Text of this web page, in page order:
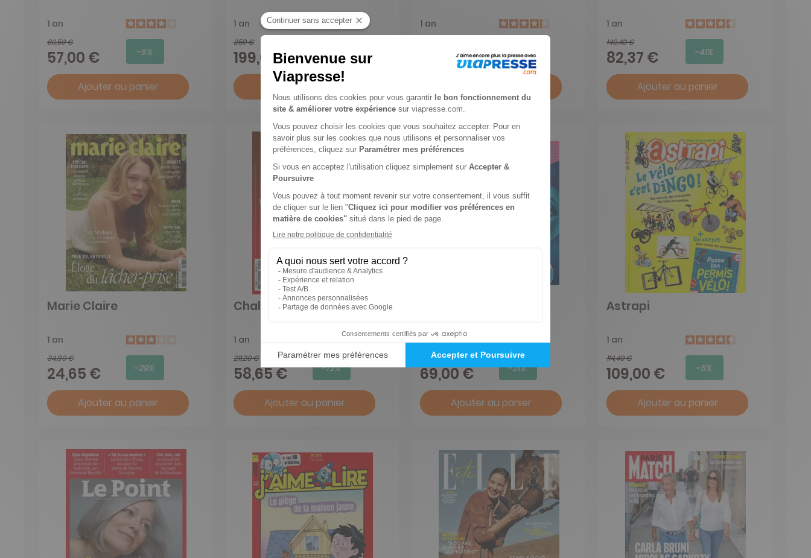
1 an
60,50 €
57,00 € -6%
Ajouter au panier
1 an
259 €
199,00 €
Ajouter au panier
1 an
58,65 € -30%
1 an
140,40 €
82,37 € -41%
Ajouter au panier
Marie Claire
1 an
34,80 €
24,65 € -29%
Ajouter au panier
Challenges
1 an
211,20 €
58,65 € -72%
Ajouter au panier
1 an
87,60 €
69,00 € -21%
Ajouter au panier
Astrapi
1 an
114,40 €
109,00 € -5%
Ajouter au panier